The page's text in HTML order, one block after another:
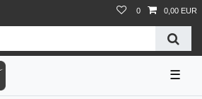
0 0,00 EUR
☰